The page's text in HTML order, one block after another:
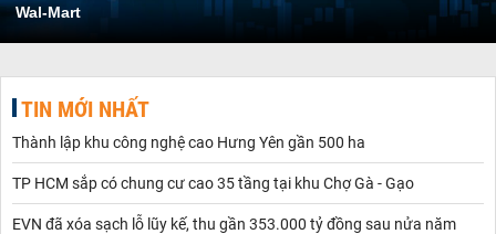
Wal-Mart
TIN MỚI NHẤT
Thành lập khu công nghệ cao Hưng Yên gần 500 ha
TP HCM sắp có chung cư cao 35 tầng tại khu Chợ Gà - Gạo
EVN đã xóa sạch lỗ lũy kế, thu gần 353.000 tỷ đồng sau nửa năm